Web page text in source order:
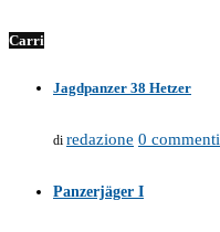
Carri
Jagdpanzer 38 Hetzer
di redazione 0 commenti
Panzerjäger I